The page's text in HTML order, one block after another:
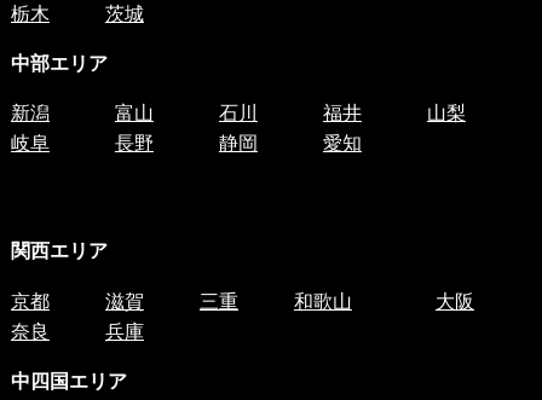
栃木
茨城
中部エリア
新潟 富山 石川 福井
山梨
岐阜
長野 静岡 愛知
関西エリア
京都 滋賀 三重 和歌山
大阪
奈良
兵庫
中四国エリア